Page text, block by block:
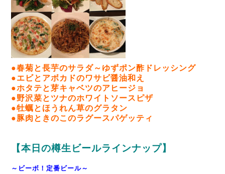
●春菊と長芋のサラダ～ゆずポン酢ドレッシング
●エビとアボカドのワサビ醤油和え
●ホタテと芽キャベツのアヒージョ
●野沢菜とツナのホワイトソースピザ
●牡蠣とほうれん草のグラタン
●豚肉ときのこのラグースパゲッティ
【本日の樽生ビールラインナップ】
～ビーボ！定番ビール～